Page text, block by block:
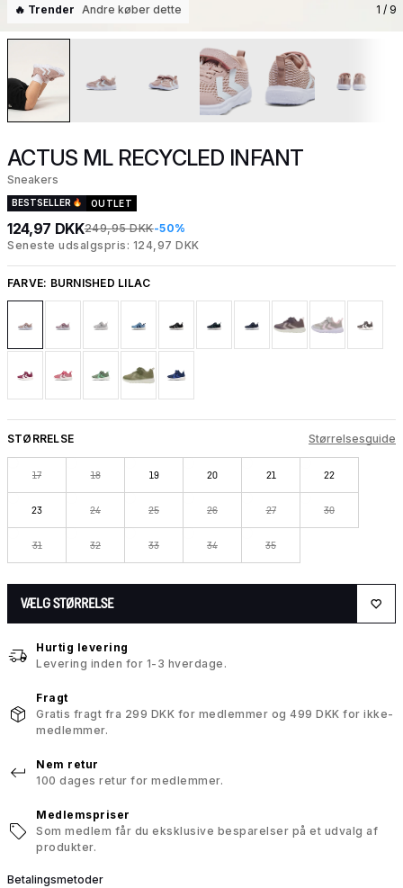
🔥 Trender Andre køber dette 1 / 9
ACTUS ML RECYCLED INFANT
Sneakers
BESTSELLER OUTLET
124,97 DKK249,95 DKK-50%
Seneste udsalgspris: 124,97 DKK
FARVE: BURNISHED LILAC
STØRRELSE Størrelsesguide
17 18 19 20 21 22
23 24 25 26 27 30
31 32 33 34 35
VÆLG STØRRELSE
Hurtig levering
Levering inden for 1-3 hverdage.
Fragt
Gratis fragt fra 299 DKK for medlemmer og 499 DKK for ikke-
medlemmer.
Nem retur
100 dages retur for medlemmer.
Medlemspriser
Som medlem får du eksklusive besparelser på et udvalg af
produkter.
Betalingsmetoder